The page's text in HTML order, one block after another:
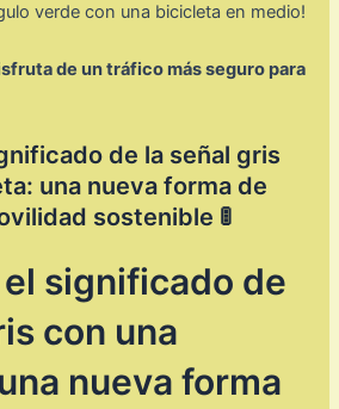
verde con una bicicleta en medio!
de un tráfico más seguro para
de la señal gris
una nueva forma de
sostenible 🚦
significado de
con una
nueva forma